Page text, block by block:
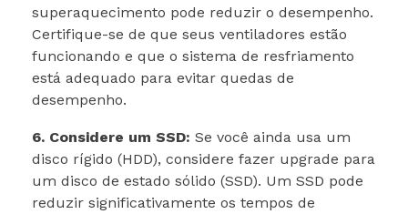
superaquecimento pode reduzir o desempenho.
Certifique-se de que seus ventiladores estão
funcionando e que o sistema de resfriamento
está adequado para evitar quedas de
desempenho.
6. Considere um SSD: Se você ainda usa um
disco rígido (HDD), considere fazer upgrade para
um disco de estado sólido (SSD). Um SSD pode
reduzir significativamente os tempos de